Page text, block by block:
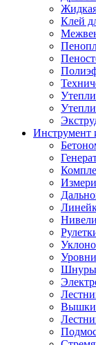
Клей
Инструмент
Шнуры